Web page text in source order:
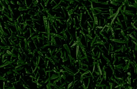
点
强队夺冠历程，回顾日职联多年争霸格
J1联赛哪个球队冠军最多 鹿岛鹿角 横滨水手